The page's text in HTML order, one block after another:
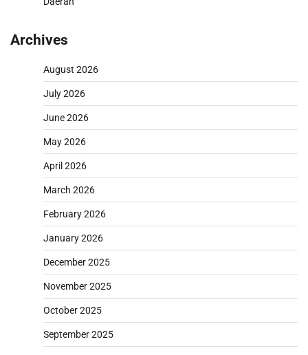
Archives
August 2026
July 2026
June 2026
May 2026
April 2026
March 2026
February 2026
January 2026
December 2025
November 2025
October 2025
September 2025